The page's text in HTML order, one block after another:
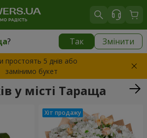
? Так Змінити
|
простоять 5 днів або
замінимо букет
у місті Тараща